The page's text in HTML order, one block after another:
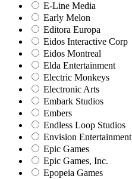
E-Line Media
Early Melon
Editora Europa
Eidos Interactive Corp
Eidos Montreal
Elda Entertainment
Electric Monkeys
Electronic Arts
Embark Studios
Embers
Endless Loop Studios
Envision Entertainment
Epic Games
Epic Games, Inc.
Epopeia Games